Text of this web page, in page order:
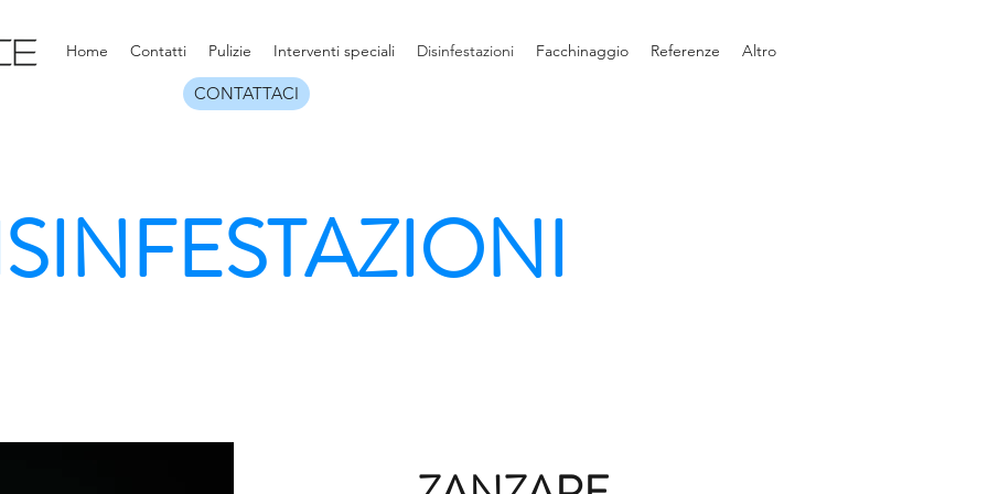
Home Contatti Pulizie Interventi speciali Disinfestazioni Facchinaggio Referenze Altro
CONTATTACI
disinfestazione contro insetti, roditori